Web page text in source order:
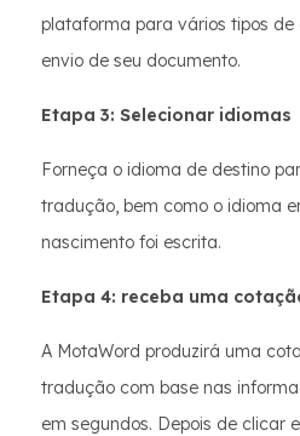
plataforma para vários tipos
envio de seu documento.
Etapa 3: Selecionar idiomas
Forneça o idioma de destino
tradução, bem como o idioma
nascimento foi escrita.
Etapa 4: receba uma
A MotaWord produzirá uma
tradução com base nas
em segundos. Depois de clicar